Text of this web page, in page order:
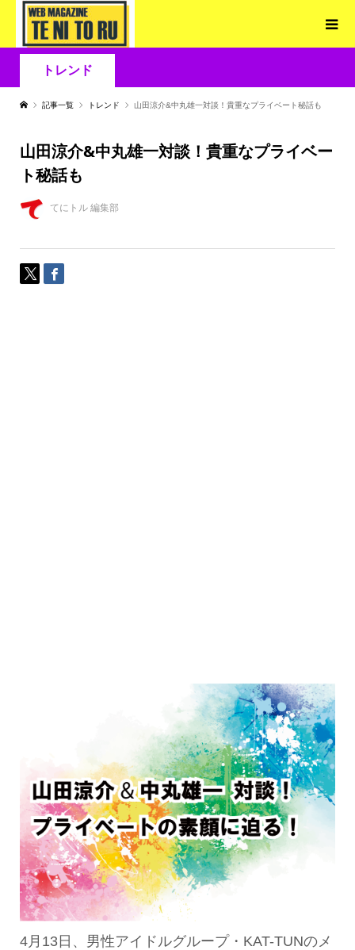
トレンド
記事一覧 トレンド 山田涼介&中丸雄一対談！貴重なプライベート秘話も
山田涼介&中丸雄一対談！貴重なプライベー
ト秘話も
てにトル 編集部
4月13日、男性アイドルグループ・KAT-TUNのメ